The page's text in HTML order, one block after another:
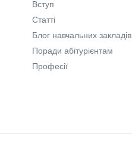
Вступ
Статті
Блог навчальних закладів
Поради абітурієнтам
Професії